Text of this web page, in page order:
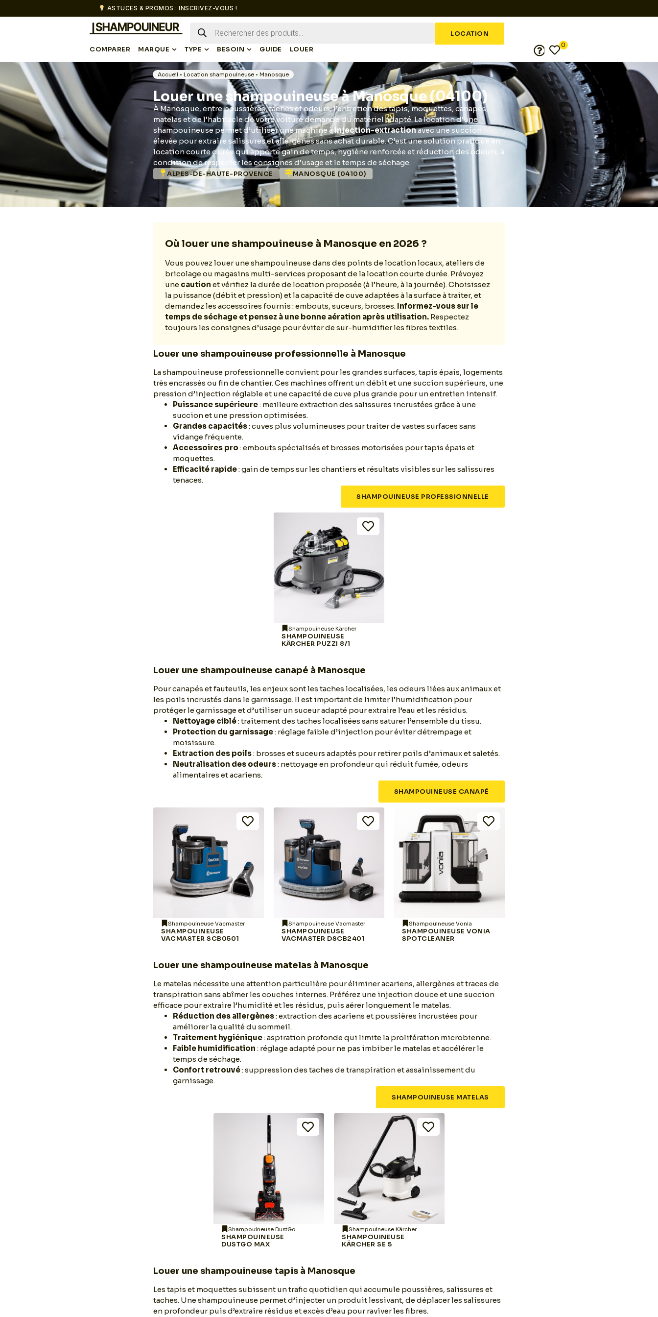
ASTUCES & PROMOS : INSCRIVEZ-VOUS !
LOCATION
COMPARER
MARQUE TYPE BESOIN GUIDE LOUER
0
Accueil •Location shampouineuse •Manosque
Louer une shampouineuse à Manosque (04100)
À Manosque, entre poussières, taches et odeurs, l’entretien des tapis, moquettes, canapés,
matelas et de l’habitacle de votre voiture demande du matériel adapté. La location d’une
shampouineuse permet d’utiliser une machine àinjection-extractionavec une succion
élevée pour extraire salissures et allergènes sans achat durable. C’est une solution pratique en
location courte durée qui apporte gain de temps, hygiène renforcée et réduction des odeurs, à
condition de respecter les consignes d’usage et le temps de séchage.
ALPES-DE-HAUTE-PROVENCE MANOSQUE (04100)
Où louer une shampouineuse à Manosque en 2026 ?
Vous pouvez louer une shampouineuse dans des points de location locaux, ateliers de
bricolage ou magasins multi-services proposant de la location courte durée. Prévoyez
une caution et vérifiez la durée de location proposée (à l’heure, à la journée). Choisissez
la puissance (débit et pression) et la capacité de cuve adaptées à la surface à traiter, et
demandez les accessoires fournis : embouts, suceurs, brosses. Informez-vous sur le
temps de séchage et pensez à une bonne aération après utilisation. Respectez
toujours les consignes d’usage pour éviter de sur-humidifier les fibres textiles.
Louer une shampouineuse professionnelle à Manosque
La shampouineuse professionnelle convient pour les grandes surfaces, tapis épais, logements
très encrassés ou fin de chantier. Ces machines offrent un débit et une succion supérieurs, une
pression d’injection réglable et une capacité de cuve plus grande pour un entretien intensif.
Puissance supérieure: meilleure extraction des salissures incrustées grâce à une
succion et une pression optimisées.
Grandes capacités: cuves plus volumineuses pour traiter de vastes surfaces sans
vidange fréquente.
Accessoires pro : embouts spécialisés et brosses motorisées pour tapis épais et
moquettes.
Efficacité rapide: gain de temps sur les chantiers et résultats visibles sur les salissures
tenaces.
SHAMPOUINEUSE PROFESSIONNELLE
Shampouineuse Kärcher
SHAMPOUINEUSE
KÄRCHER PUZZI 8/1
Louer une shampouineuse canapé à Manosque
Pour canapés et fauteuils, les enjeux sont les taches localisées, les odeurs liées aux animaux et
les poils incrustés dans le garnissage. Il est important de limiter l’humidification pour
protéger le garnissage et d’utiliser un suceur adapté pour extraire l’eau et les résidus.
Nettoyage ciblé: traitement des taches localisées sans saturer l’ensemble du tissu.
Protection du garnissage: réglage faible d’injection pour éviter détrempage et
moisissure.
Extraction des poils: brosses et suceurs adaptés pour retirer poils d’animaux et saletés.
Neutralisation des odeurs: nettoyage en profondeur qui réduit fumée, odeurs
alimentaires et acariens.
SHAMPOUINEUSE CANAPÉ
Shampouineuse Vacmaster
SHAMPOUINEUSE
VACMASTER SCB0501
Shampouineuse Vacmaster
SHAMPOUINEUSE
VACMASTER DSCB2401
Shampouineuse Vonia
SHAMPOUINEUSE VONIA
SPOTCLEANER
Louer une shampouineuse matelas à Manosque
Le matelas nécessite une attention particulière pour éliminer acariens, allergènes et traces de
transpiration sans abîmer les couches internes. Préférez une injection douce et une succion
efficace pour extraire l’humidité et les résidus, puis aérer longuement le matelas.
Réduction des allergènes: extraction des acariens et poussières incrustées pour
améliorer la qualité du sommeil.
Traitement hygiénique: aspiration profonde qui limite la prolifération microbienne.
Faible humidification : réglage adapté pour ne pas imbiber le matelas et accélérer le
temps de séchage.
Confort retrouvé: suppression des taches de transpiration et assainissement du
garnissage.
SHAMPOUINEUSE MATELAS
Shampouineuse DustGo
SHAMPOUINEUSE
DUSTGO MAX
Shampouineuse Kärcher
SHAMPOUINEUSE
KÄRCHER SE 5
Louer une shampouineuse tapis à Manosque
Les tapis et moquettes subissent un trafic quotidien qui accumule poussières, salissures et
taches. Une shampouineuse permet d’injecter un produit lessivant, de déplacer les salissures
en profondeur puis d’extraire résidus et excès d’eau pour raviver les fibres.